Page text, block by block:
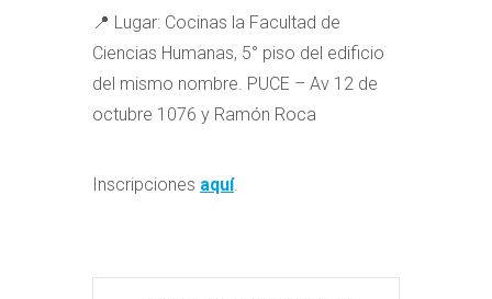
📍 Lugar: Cocinas la Facultad de
Ciencias Humanas, 5° piso del edificio
del mismo nombre. PUCE – Av 12 de
octubre 1076 y Ramón Roca
Inscripciones aquí.